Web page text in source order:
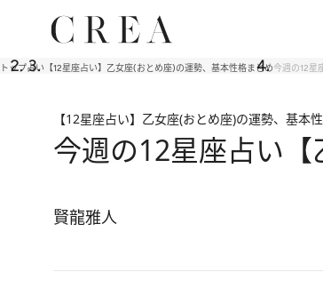
トップ占い 【12星座占い】乙女座(おとめ座)の運勢、基本性格まとめ今週の12星
【12星座占い】乙女座(おとめ座)の運勢、基本
今週の12星座占い
賢龍雅人